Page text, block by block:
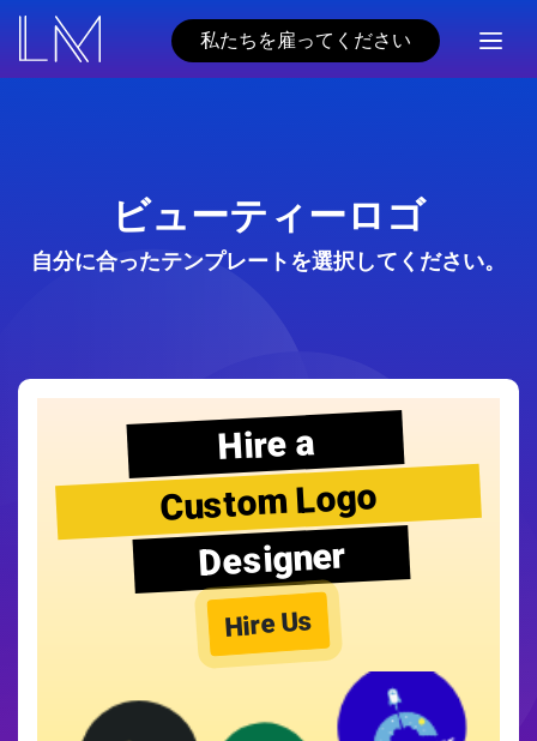
私たちを雇ってください
ビューティーロゴ
自分に合ったテンプレートを選択してください。
Hire a
Custom Logo
Designer
Hire Us